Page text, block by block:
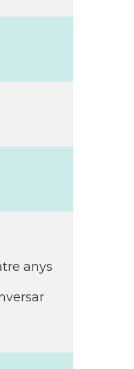
anys